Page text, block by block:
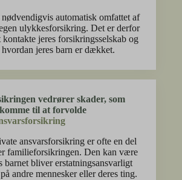
automatisk omfattet af
ulykkesforsikring. Det er derfor
kontakte jeres forsikringsselskab og
jeres barn er dækket.
vedrører skader, som
til at forvolde
ansvarsforsikring er ofte en del
familieforsikringen. Den kan være
barnet bliver erstatningsansvarligt
andre mennesker eller deres ting.